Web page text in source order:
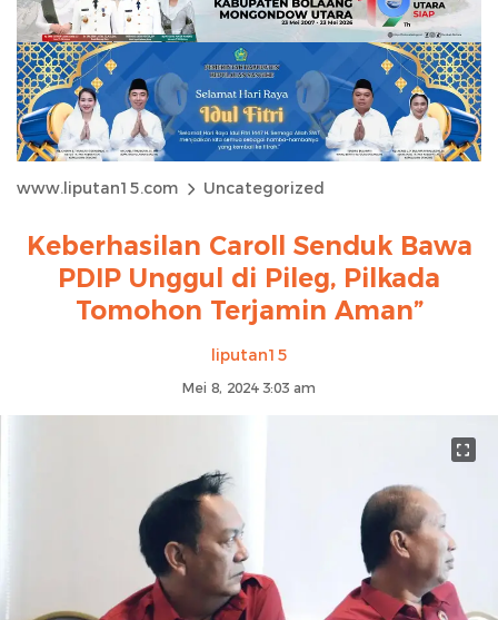
www.liputan15.com Uncategorized
Keberhasilan Caroll Senduk Bawa
PDIP Unggul di Pileg, Pilkada
Tomohon Terjamin Aman”
liputan15
Mei 8, 2024 3:03 am